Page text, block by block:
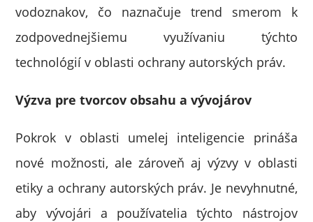
vodoznakov, čo naznačuje trend smerom k
zodpovednejšiemu využívaniu týchto
technológií v oblasti ochrany autorských práv.
Výzva pre tvorcov obsahu a vývojárov
Pokrok v oblasti umelej inteligencie prináša
nové možnosti, ale zároveň aj výzvy v oblasti
etiky a ochrany autorských práv. Je nevyhnutné,
aby vývojári a používatelia týchto nástrojov